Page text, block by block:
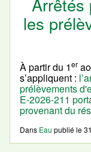
les
À partir du 1er
s’appliquent :
prélèvements
E-2026-211
provenant du
Dans Eau publié le